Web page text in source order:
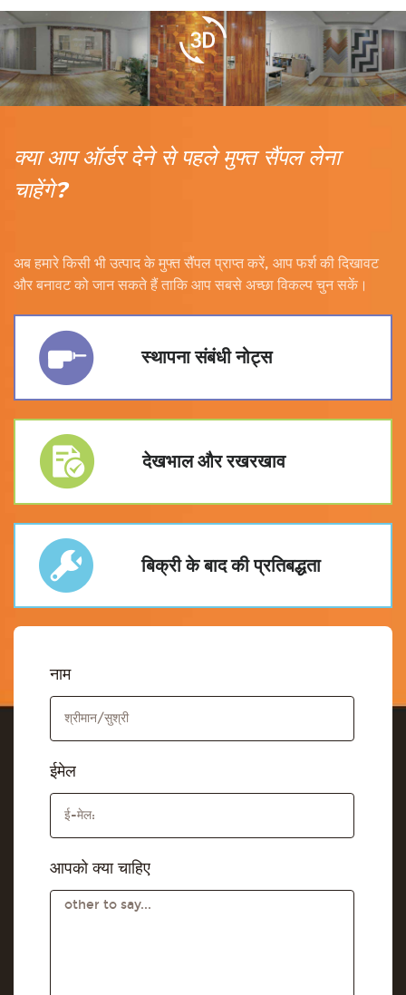
क्या आप ऑर्डर देने से पहले मुफ्त सैंपल लेना
चाहेंगे?
अब हमारे किसी भी उत्पाद के मुफ्त सैंपल प्राप्त करें, आप फर्श की दिखावट
और बनावट को जान सकते हैं ताकि आप सबसे अच्छा विकल्प चुन सकें।
स्थापना संबंधी नोट्स
देखभाल और रखरखाव
बिक्री के बाद की प्रतिबद्धता
नाम
ईमेल
आपको क्या चाहिए